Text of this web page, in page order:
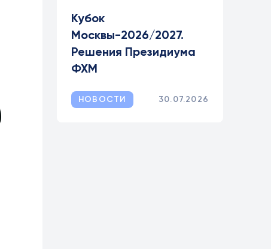
Кубок
Москвы-2026/2027.
Решения Президиума
ФХМ
НОВОСТИ 30.07.2026